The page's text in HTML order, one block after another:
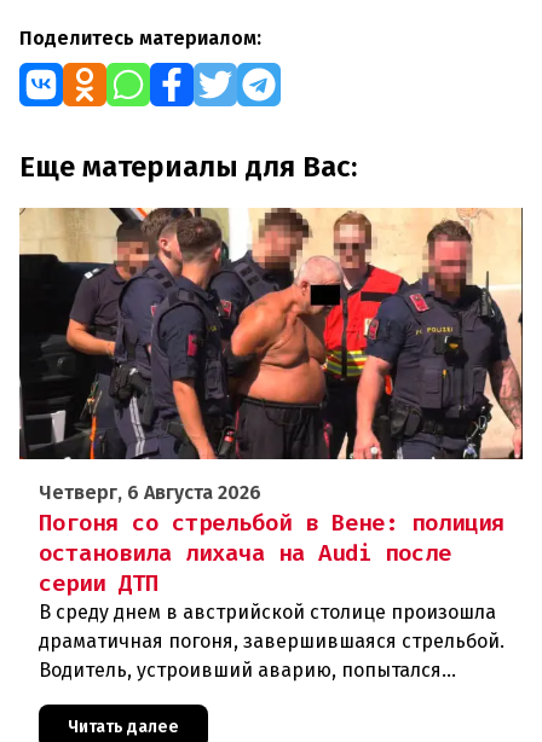
Поделитесь материалом:
Еще материалы для Вас:
Четверг, 6 Августа 2026
Погоня со стрельбой в Вене: полиция
остановила лихача на Audi после
серии ДТП
В среду днем в австрийской столице произошла
драматичная погоня, завершившаяся стрельбой.
Водитель, устроивший аварию, попытался
скрыться от полиции, спровоцировав несколько
новых столкновений.Что слу
Читать далее